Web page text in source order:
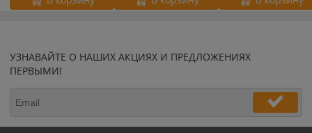
УЗНАВАЙТЕ О НАШИХ АКЦИЯХ И ПРЕДЛОЖЕНИЯХ
ПЕРВЫМИ!